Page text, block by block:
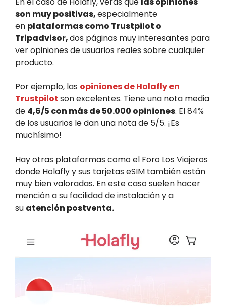
son muy positivas,especialmente
en plataformas como Trustpilot o
Tripadvisor,dos páginas muy interesantes para
ver opiniones de usuarios reales sobre cualquier
producto.
Por ejemplo, las opiniones de Holafly en
Trustpilotson excelentes. Tiene una nota media
de 4,6/5 con más de 50.000 opiniones. El 84%
de los usuarios le dan una nota de 5/5. ¡Es
muchísimo!
Hay otras plataformas como el Foro Los Viajeros
donde Holafly y sus tarjetas eSIM también están
muy bien valoradas. En este caso suelen hacer
mención a su facilidad de instalación y a
su atención postventa.